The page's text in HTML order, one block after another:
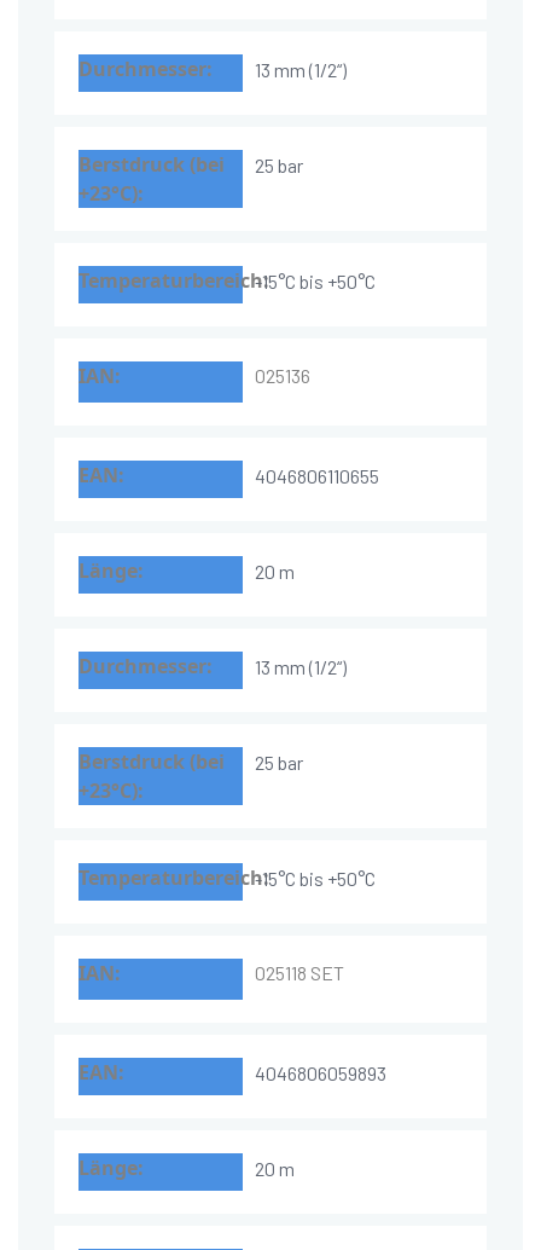
13 mm (1/2“)
25 bar
-15°C bis +50°C
025136
4046806110655
20 m
13 mm (1/2“)
25 bar
-15°C bis +50°C
025118 SET
4046806059893
20 m